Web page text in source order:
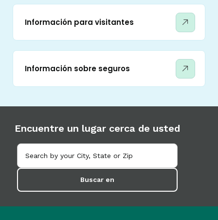
Información para visitantes
Información sobre seguros
Encuentre un lugar cerca de usted
Buscar en